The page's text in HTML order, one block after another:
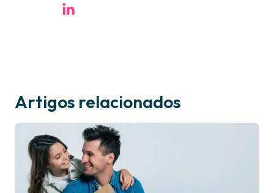
Artigos relacionados